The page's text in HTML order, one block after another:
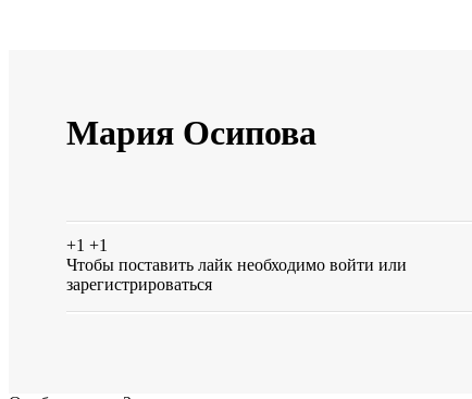
Мария Осипова
+1 +1
Чтобы поставить лайк необходимо войти или
зарегистрироваться